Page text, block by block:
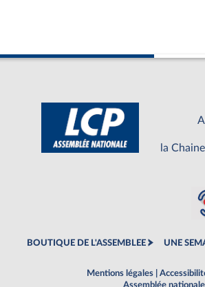
la
BOUTIQUE DE L'ASSEMBLEE UNE
Mentions légales
Assemblée